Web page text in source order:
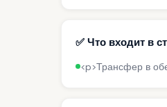
✅ Что входит в
<p>Трансфер в